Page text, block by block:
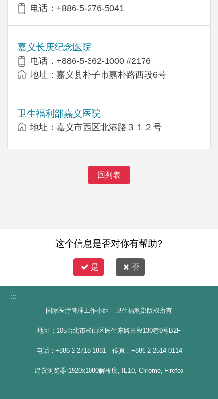
电话：+886-5-276-5041
嘉义长庚纪念医院
电话：+886-5-362-1000 #2176
地址：嘉义县朴子市嘉朴路西段6号
卫生福利部嘉义医院
地址：嘉义市西区北港路３１２号
回列表
这个信息是否对你有帮助?
是 否
:::
国际医疗管理工作小组 卫生福利部版权所有
地址：105台北市松山区民生东路三段130巷9号B2F
电话：+886-2-2718-1881 传真：+886-2-2514-0114
建议浏览器:1920x1080解析度, IE10, Chrome, Firefox